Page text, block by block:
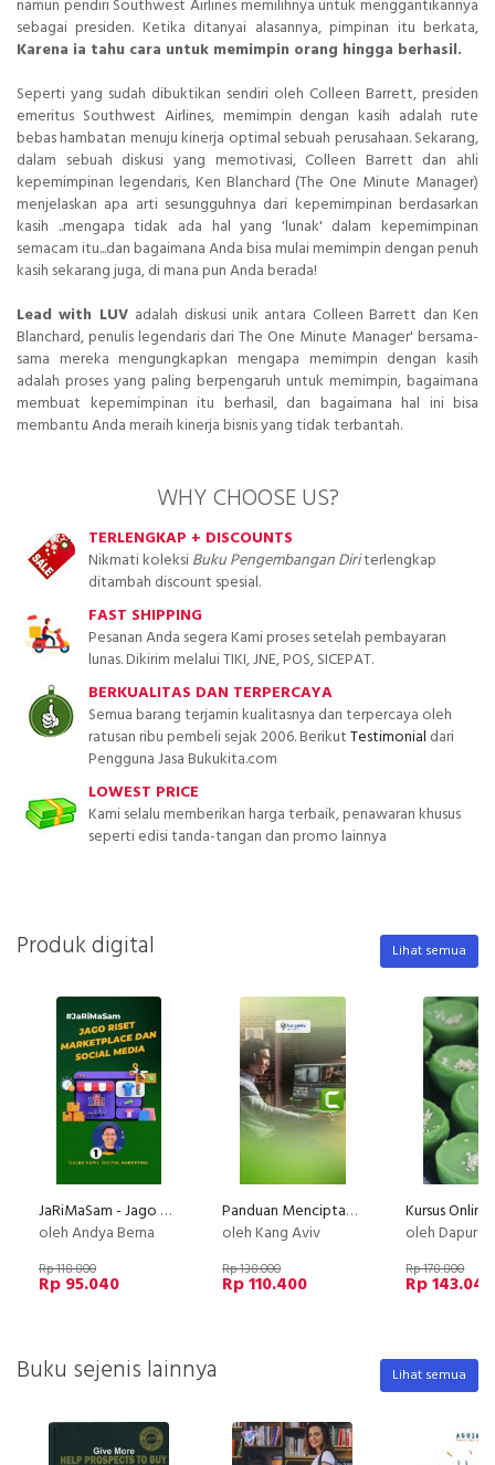
namun pendiri Southwest Airlines memilihnya untuk menggantikannya
sebagai presiden. Ketika ditanyai alasannya, pimpinan itu berkata,
Karena ia tahu cara untuk memimpin orang hingga berhasil.
Seperti yang sudah dibuktikan sendiri oleh Colleen Barrett, presiden
emeritus Southwest Airlines, memimpin dengan kasih adalah rute
bebas hambatan menuju kinerja optimal sebuah perusahaan. Sekarang,
dalam sebuah diskusi yang memotivasi, Colleen Barrett dan ahli
kepemimpinan legendaris, Ken Blanchard (The One Minute Manager)
menjelaskan apa arti sesungguhnya dari kepemimpinan berdasarkan
kasih ..mengapa tidak ada hal yang 'lunak' dalam kepemimpinan
semacam itu...dan bagaimana Anda bisa mulai memimpin dengan penuh
kasih sekarang juga, di mana pun Anda berada!
Lead with LUV adalah diskusi unik antara Colleen Barrett dan Ken
Blanchard, penulis legendaris dari The One Minute Manager' bersama-
sama mereka mengungkapkan mengapa memimpin dengan kasih
adalah proses yang paling berpengaruh untuk memimpin, bagaimana
membuat kepemimpinan itu berhasil, dan bagaimana hal ini bisa
membantu Anda meraih kinerja bisnis yang tidak terbantah.
WHY CHOOSE US?
TERLENGKAP + DISCOUNTS
Nikmati koleksiBuku Pengembangan Diriterlengkap
ditambah discount spesial.
FAST SHIPPING
Pesanan Anda segera Kami proses setelah pembayaran
lunas. Dikirim melalui TIKI, JNE, POS, SICEPAT.
BERKUALITAS DAN TERPERCAYA
Semua barang terjamin kualitasnya dan terpercaya oleh
ratusan ribu pembeli sejak 2006. BerikutTestimonial dari
Pengguna Jasa Bukukita.com
LOWEST PRICE
Kami selalu memberikan harga terbaik, penawaran khusus
seperti edisi tanda-tangan dan promo lainnya
Produk digital Lihat semua
JaRiMaSam - Jago Riset Marketplace dan Social Media
oleh Andya Berna
Rp 118.800
Rp 95.040
Panduan Menciptakan Video Kursus Online Professional
oleh Kang Aviv
Rp 138.000
Rp 110.400
oleh Dapur
Rp 178.800
Rp 143.040
Buku sejenis lainnya Lihat semua